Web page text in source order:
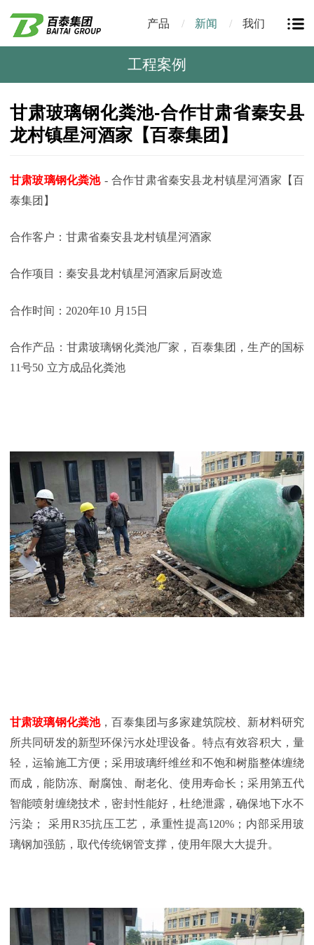
产品 新闻 我们
工程案例
甘肃玻璃钢化粪池-合作甘肃省秦安县
龙村镇星河酒家【百泰集团】
甘肃玻璃钢化粪池 - 合作甘肃省秦安县龙村镇星河酒家【百
泰集团】
合作客户：甘肃省秦安县龙村镇星河酒家
合作项目：秦安县龙村镇星河酒家后厨改造
合作时间： 2020年10 月 15日
合作产品：甘肃玻璃钢化粪池厂家，百泰集团，生产的国标
11号50 立方成品化粪池
甘肃玻璃钢化粪池，百泰集团与多家建筑院校、新材料研究
所共同研发的新型环保污水处理设备。特点有效容积大，量
轻，运输施工方便；采用玻璃纤维丝和不饱和树脂整体缠绕
而成，能防冻、耐腐蚀、耐老化、使用寿命长；采用第五代
智能喷射缠绕技术，密封性能好，杜绝泄露，确保地下水不
污染；
采用 R35抗压工艺， 承重性提高120%；内部采用玻
璃钢加强筋，取代传统钢管支撑，使用年限大大提升。